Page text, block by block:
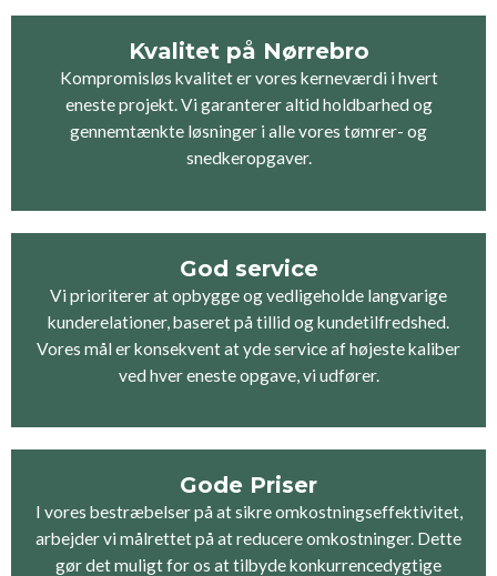
Kvalitet på Nørrebro
Kompromisløs kvalitet er vores kerneværdi i hvert
eneste projekt. Vi garanterer altid holdbarhed og
gennemtænkte løsninger i alle vores tømrer- og
snedkeropgaver.
God service
Vi prioriterer at opbygge og vedligeholde langvarige
kunderelationer, baseret på tillid og kundetilfredshed.
Vores mål er konsekvent at yde service af højeste kaliber
ved hver eneste opgave, vi udfører.
Gode Priser
I vores bestræbelser på at sikre omkostningseffektivitet,
arbejder vi målrettet på at reducere omkostninger. Dette
gør det muligt for os at tilbyde konkurrencedygtige